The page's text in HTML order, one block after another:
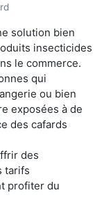
solution bien
insecticides
le commerce.
qui
ou bien
exposées à de
des cafards
des
tarifs
profiter du